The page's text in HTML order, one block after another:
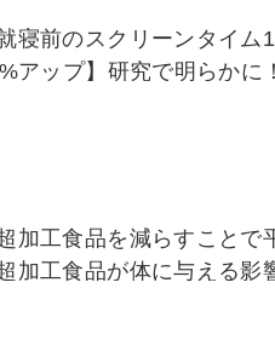
就寝前のスクリーンタイ
アップ】研究で明らかに！
超加工食品を減らすこと
加工食品が体に与える影